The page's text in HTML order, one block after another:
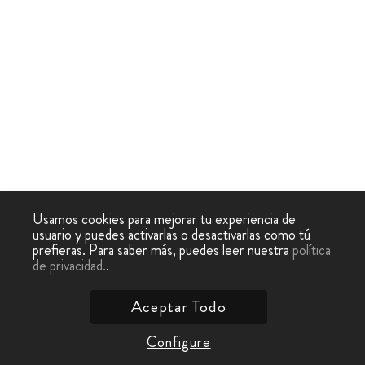
Usamos cookies para mejorar tu experiencia de
usuario y puedes activarlas o desactivarlas como tú
prefieras. Para saber más, puedes leer nuestrapolítica
de privacidad..
Configure
Aceptar Todo